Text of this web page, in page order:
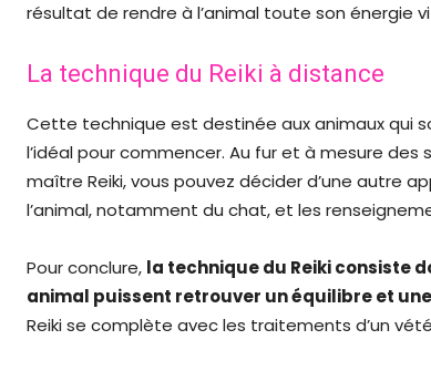
résultat de rendre à l’animal toute son énergie
La technique du Reiki à distance
Cette technique est destinée aux animaux qui
l’idéal pour commencer. Au fur et à mesure
maître Reiki, vous pouvez décider d’une autre
l’animal, notamment du chat, et les
Pour conclure, la technique du Reiki consiste
animal puissent retrouver un équilibre et
Reiki se complète avec les traitements d’un